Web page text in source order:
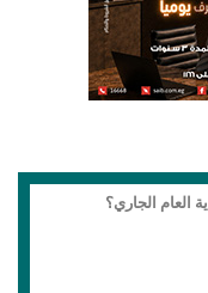
العام الجاري؟